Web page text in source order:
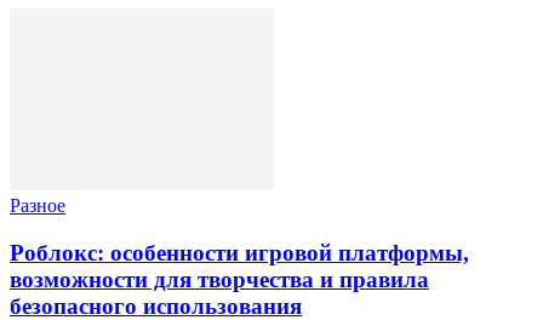
Разное
Роблокс: особенности игровой платформы,
возможности для творчества и правила
безопасного использования